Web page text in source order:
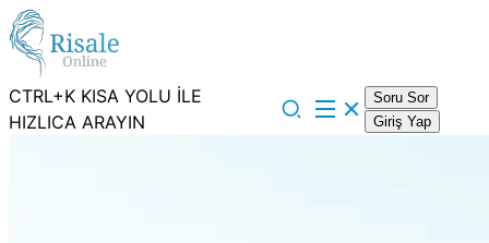
CTRL+K KISA YOLU İLE
HIZLICA ARAYIN
Soru Sor
Giriş Yap